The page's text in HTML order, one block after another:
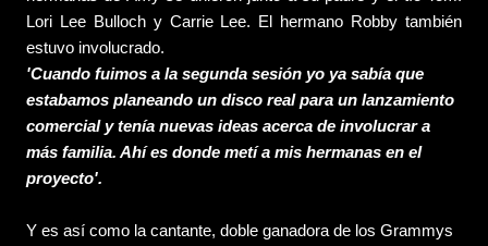
Lori Lee Bulloch y Carrie Lee. El hermano Robby también
estuvo involucrado.
'Cuando fuimos a la segunda sesión yo ya sabía que
estabamos planeando un disco real para un lanzamiento
comercial y tenía nuevas ideas acerca de involucrar a
más familia. Ahí es donde metí a mis hermanas en el
proyecto'.
Y es así como la cantante, doble ganadora de los Grammys